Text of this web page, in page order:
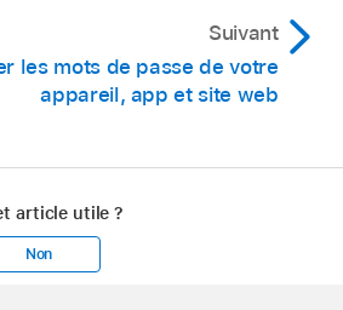
les accessoires Maison, puis
et créez un nouveau
Suivant
les mots de passe de votre
appareil, app et site web
article utile ?
Non